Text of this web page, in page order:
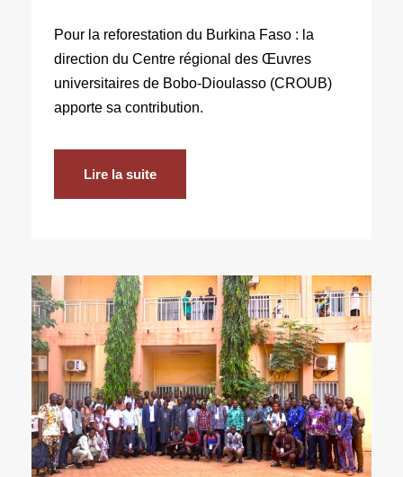
Pour la reforestation du Burkina Faso : la
direction du Centre régional des Œuvres
universitaires de Bobo-Dioulasso (CROUB)
apporte sa contribution.
Lire la suite